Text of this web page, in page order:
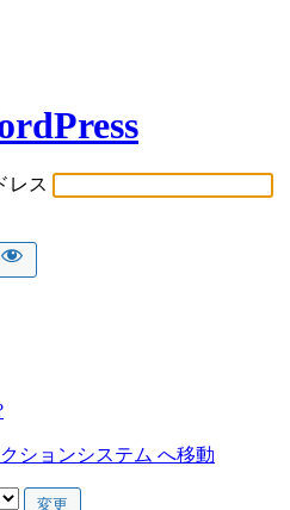
レス
ションシステム へ移動